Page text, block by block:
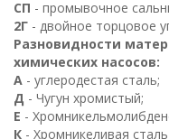
СП - промывочное
2Г - двойное торцовое
Разновидности
химических насосов:
А - углеродестая сталь;
Д - Чугун хромистый;
Е -
К - Хромникеливая